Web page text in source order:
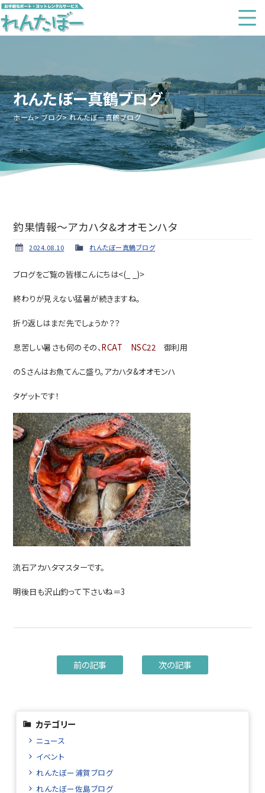
れんたぼー真鶴ブログ
ホーム ブログ れんたぼー真鶴ブログ
釣果情報～アカハタ&オオモンハタ
2024.08.10 れんたぼー真鶴ブログ
ブログをご覧の皆様こんにちは<(_ _)>
終わりが見えない猛暑が続きますね。
折り返しはまだ先でしょうか？？
息苦しい暑さも何のその、RCAT NSC22 御利用
のSさんはお魚てんこ盛り。アカハタ&オオモンハ
タゲットです！
流石アカハタマスターです。
明後日も沢山釣って下さいね＝3
前の記事 次の記事
カテゴリー
ニュース
イベント
れんたぼー浦賀ブログ
れんたぼー佐島ブログ